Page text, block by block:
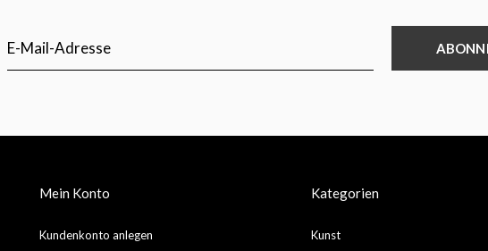
Mein Konto
Kundenkonto anlegen
Kategorien
Kunst